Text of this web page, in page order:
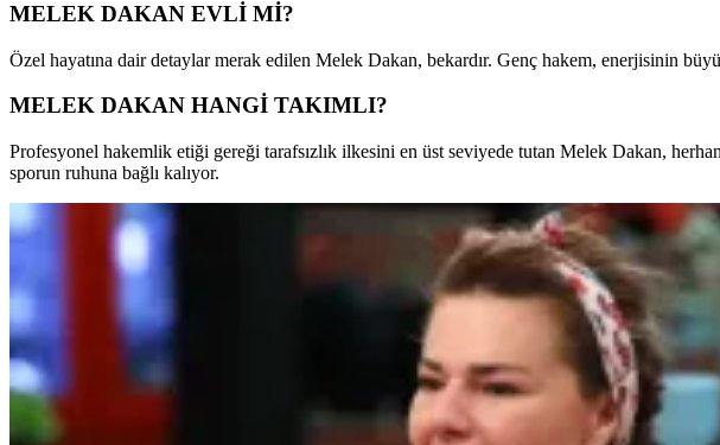
MELEK DAKAN EVLİ Mİ?
Özel hayatına dair detaylar merak edilen Melek Dakan, bekardır. Genç hakem, enerjisinin
MELEK DAKAN HANGİ TAKIMLI?
Profesyonel hakemlik etiği gereği tarafsızlık ilkesini en üst seviyede tutan Melek Dakan,
sporun ruhuna bağlı kalıyor.